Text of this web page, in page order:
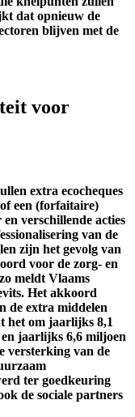
dat opnieuw de
blijven met de
voor
extra ecocheques
een (forfaitaire)
verschillende acties
van de
zijn het gevolg van
voor de zorg- en
meldt Vlaams
Het akkoord
de extra middelen
het om jaarlijks 8,1
jaarlijks 6,6 miljoen
versterking van de
ter goedkeuring
de sociale partners